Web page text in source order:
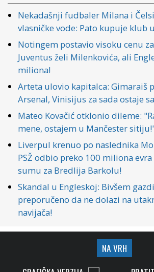
Nekadašnji fudbaler Milana i
vlasničke vode: Pato kupuje klub
Notingem postavio visoku cenu
Juventus želi Milenkovića, ali
miliona!
Arteta ulovio kapitalca: Gimaraiš
Arsenal, Vinisijus za sada ostaje
Mateo Kovačić otklonio dileme:
mene, ostajem u Mančester
Liverpul krenuo po naslednika
PSŽ odbio preko 100 miliona
sumu za Bredlija Barkolu!
Skandal u Engleskoj: Bivšem
preporučeno da ne dolazi na
navijača!
NA VRH